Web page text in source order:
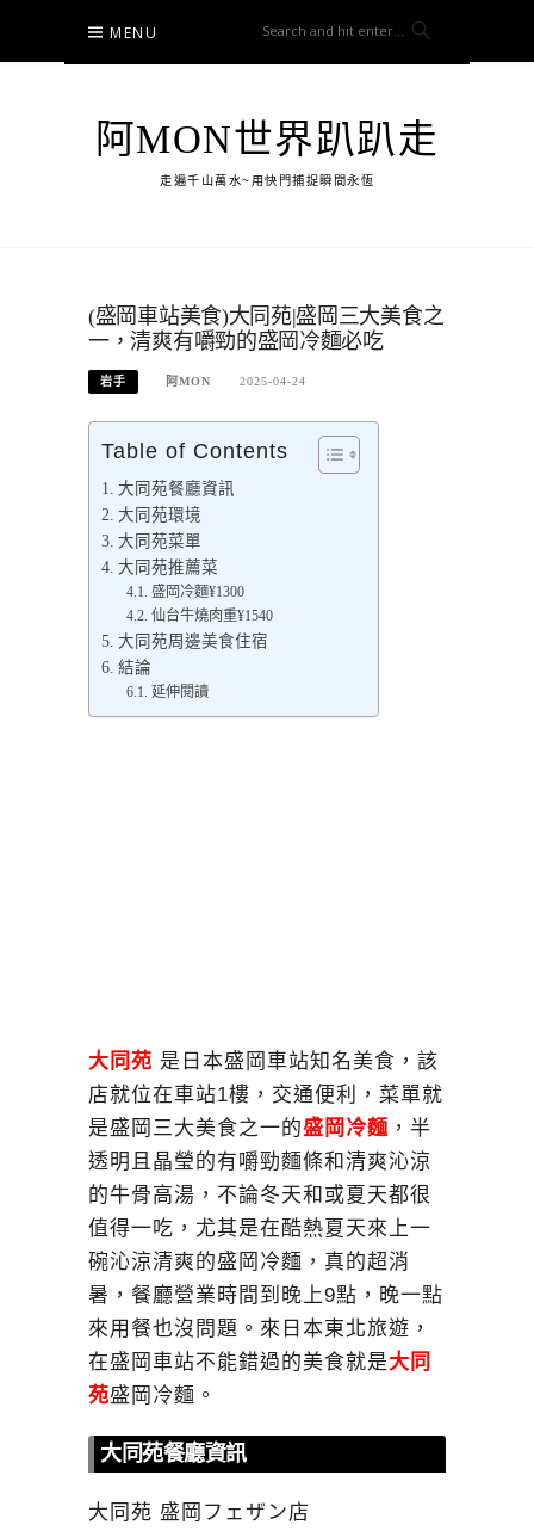
content
MENU
阿MON世界趴趴走
走遍千山萬水~用快門捕捉瞬間永恆
(盛岡車站美食)大同苑|盛岡三大美食之
一，清爽有嚼勁的盛岡冷麵必吃
岩手 阿MON 2025-04-24
Table of Contents
大同苑餐廳資訊
大同苑環境
大同苑菜單
大同苑推薦菜
盛岡冷麵¥1300
仙台牛燒肉重¥1540
大同苑周邊美食住宿
結論
延伸閱讀
大同苑 是日本盛岡車站知名美食，該
店就位在車站1樓，交通便利，菜單就
是盛岡三大美食之一的盛岡冷麵 ，半
透明且晶瑩的有嚼勁麵條和清爽沁涼
的牛骨高湯，不論冬天和或夏天都很
值得一吃，尤其是在酷熱夏天來上一
碗沁涼清爽的盛岡冷麵，真的超消
暑，餐廳營業時間到晚上9點，晚一點
來用餐也沒問題。來日本東北旅遊，
在盛岡車站不能錯過的美食就是大同
苑盛岡冷麵。
大同苑餐廳資訊
大同苑 盛岡フェザン店